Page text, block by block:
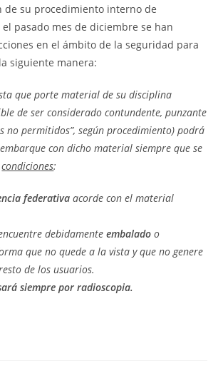
de su procedimiento interno de
pasado mes de diciembre se han
en el ámbito de la seguridad para
siguiente manera:
que porte material de su disciplina
de ser considerado contundente, punzante
no permitidos”, según procedimiento) podrá
con dicho material siempre que se
condiciones:
federativa acorde con el material
debidamenteembalado o
que no quede a la vista y que no genere
de los usuarios.
siempre por radioscopia.